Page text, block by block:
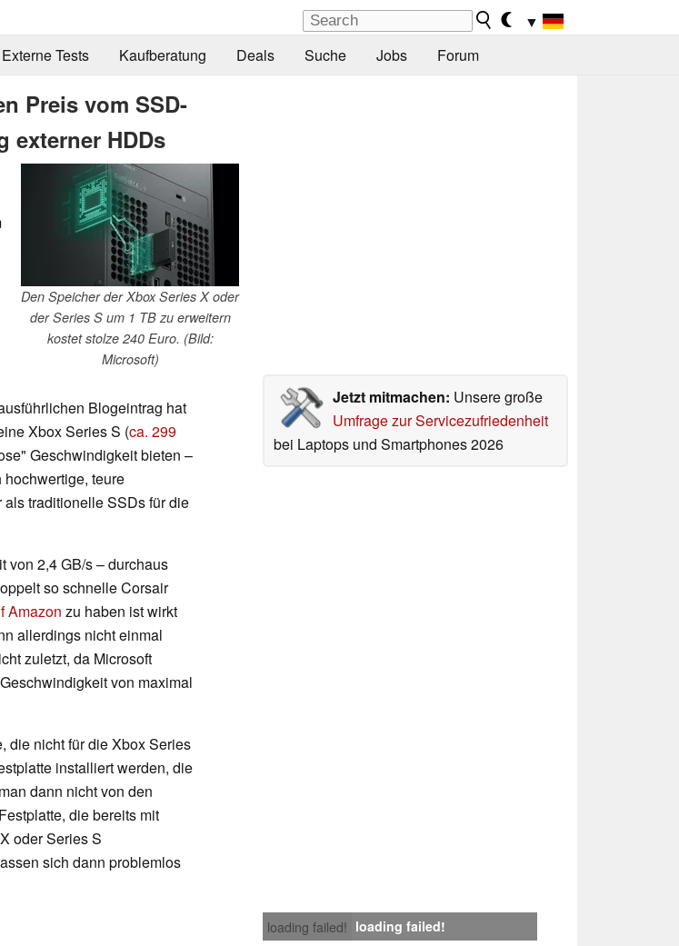
▼
Externe Tests Kaufberatung Deals Suche Jobs Forum
Preis vom SSD-
externer HDDs
Den Speicher der Xbox Series X oder
der Series S um 1 TB zu erweitern
kostet stolze 240 Euro. (Bild:
Microsoft)
Jetzt mitmachen: Unsere große
Umfrage zur Servicezufriedenheit
bei Laptops und Smartphones 2026
Blogeintrag hat
Xbox Series S (ca. 299
Geschwindigkeit bieten –
teure
traditionelle SSDs für die
von 2,4 GB/s – durchaus
so schnelle Corsair
Amazon zu haben ist wirkt
allerdings nicht einmal
zuletzt, da Microsoft
von maximal
die nicht für die Xbox Series
installiert werden, die
dann nicht von den
die bereits mit
oder Series S
sich dann problemlos
loading failed! loading failed!